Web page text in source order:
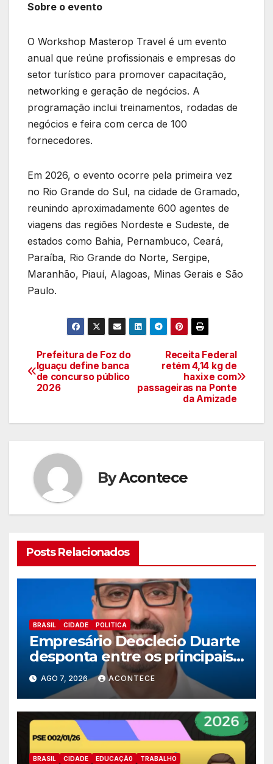
Sobre o evento
O Workshop Masterop Travel é um evento
anual que reúne profissionais e empresas do
setor turístico para promover capacitação,
networking e geração de negócios. A
programação inclui treinamentos, rodadas de
negócios e feira com cerca de 100
fornecedores.
Em 2026, o evento ocorre pela primeira vez
no Rio Grande do Sul, na cidade de Gramado,
reunindo aproximadamente 600 agentes de
viagens das regiões Nordeste e Sudeste, de
estados como Bahia, Pernambuco, Ceará,
Paraíba, Rio Grande do Norte, Sergipe,
Maranhão, Piauí, Alagoas, Minas Gerais e São
Paulo.
Navegação
de
Receita Federal
retém 4,14 kg de
haxixe com
passageiras na Ponte
da Amizade
Prefeitura de Foz do
Iguaçu define banca
de concurso público
2026
ByAcontece
Posts Relacionados
BRASIL CIDADE POLITICA
Empresário Deoclecio Duarte
desponta entre os principais
nomes do União Brasil para
deputado estadual
AGO 7, 2026 ACONTECE
BRASIL CIDADE EDUCAÇÃ0 TRABALHO